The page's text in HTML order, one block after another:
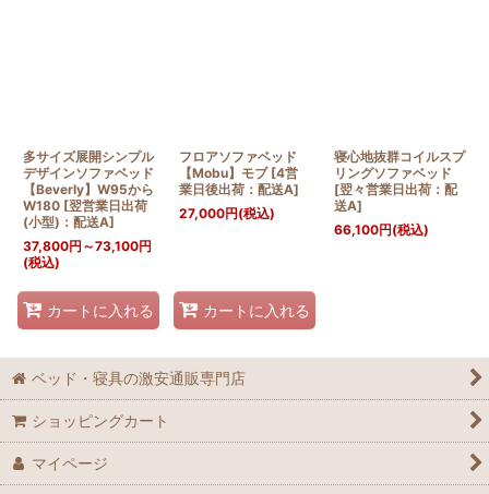
多サイズ展開シンプル
デザインソファベッド
【Beverly】W95から
W180 [翌営業日出荷
(小型)：配送A]
37,800円 ～73,100円
(税込)
カートに入れる
フロアソファベッド
【Mobu】モブ [4営
業日後出荷：配送A]
27,000円(税込)
カートに入れる
寝心地抜群コイルスプ
リングソファベッド
[翌々営業日出荷：配
送A]
66,100円(税込)
ベッド・寝具の激安通販専門店
ショッピングカート
マイページ